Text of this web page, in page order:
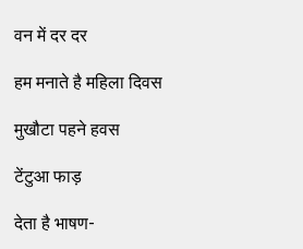
वन में दर दर
हम मनाते है महिला दिवस
मुखौटा पहने हवस
टेंटुआ फाड़
देता है भाषण-